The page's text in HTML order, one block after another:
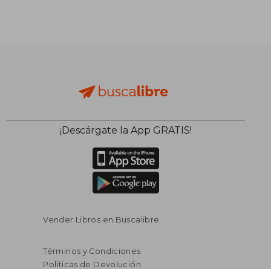
¡Descárgate la App GRATIS!
Vender Libros en Buscalibre
Términos y Condiciones
Políticas de Devolución